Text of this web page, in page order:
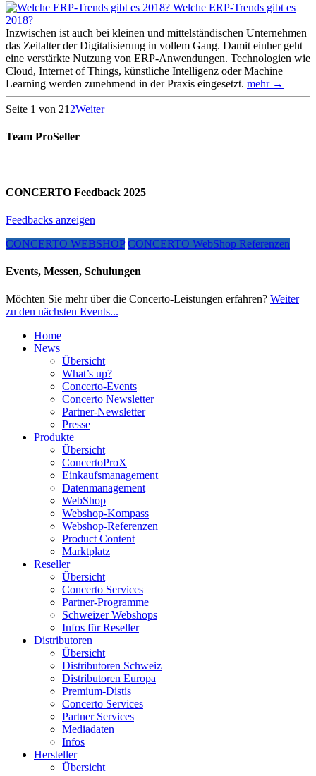
Welche ERP-Trends gibt es
2018?
Inzwischen ist auch bei kleinen und mittelständischen Unternehmen
das Zeitalter der Digitalisierung in vollem Gang. Damit einher geht
eine verstärkte Nutzung von ERP-Anwendungen. Technologien wie
Cloud, Internet of Things, künstliche Intelligenz oder Machine
Learning werden zunehmend in der Praxis eingesetzt. mehr →
Seite 1 von 21 2Weiter
Team ProSeller
CONCERTO Feedback 2025
Feedbacks anzeigen
CONCERTO WEBSHOP CONCERTO WebShop Referenzen
Events, Messen, Schulungen
Möchten Sie mehr über die Concerto-Leistungen erfahren? Weiter
zu den nächsten Events...
Home
News
Übersicht
What’s up?
Concerto-Events
Concerto Newsletter
Partner-Newsletter
Presse
Produkte
Übersicht
ConcertoProX
Einkaufsmanagement
Datenmanagement
WebShop
Webshop-Kompass
Webshop-Referenzen
Product Content
Marktplatz
Reseller
Übersicht
Concerto Services
Partner-Programme
Schweizer Webshops
Infos für Reseller
Distributoren
Übersicht
Distributoren Schweiz
Distributoren Europa
Premium-Distis
Concerto Services
Partner Services
Mediadaten
Infos
Hersteller
Übersicht